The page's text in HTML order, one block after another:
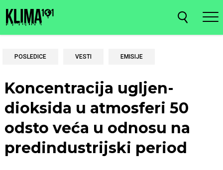
POSLEDICE VESTI EMISIJE
Koncentracija ugljen-
dioksida u atmosferi 50
odsto veća u odnosu na
predindustrijski period